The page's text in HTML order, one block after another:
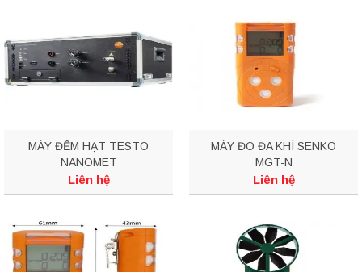
MÁY ĐẾM HẠT TESTO
NANOMET
Liên hệ
MÁY ĐO ĐA KHÍ SENKO
MGT-N
Liên hệ